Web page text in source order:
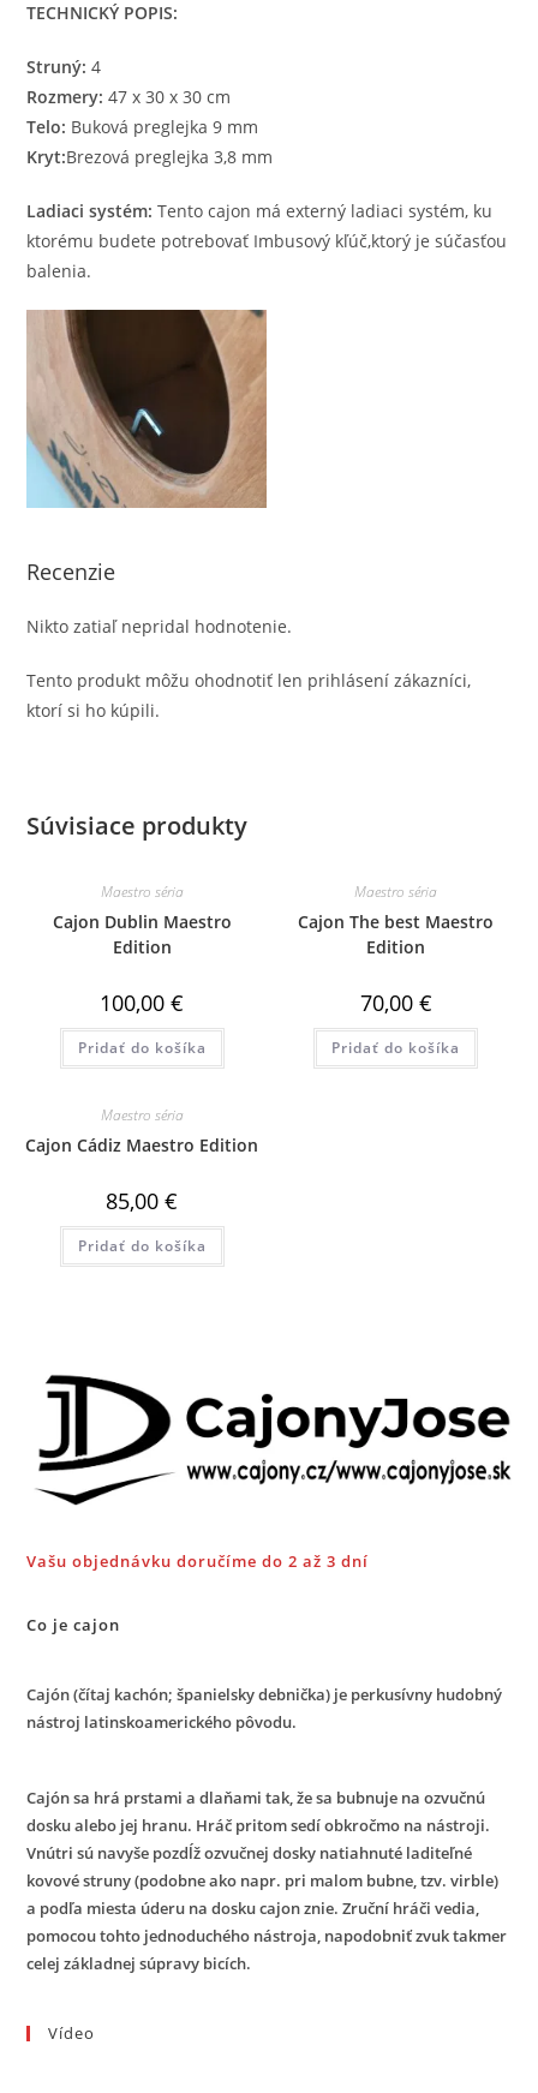
TECHNICKÝ POPIS:
Struný: 4
Rozmery: 47 x 30 x 30 cm
Telo: Buková preglejka 9 mm
Kryt:Brezová preglejka 3,8 mm
Ladiaci systém: Tento cajon má externý ladiaci systém, ku
ktorému budete potrebovať Imbusový kľúč,ktorý je súčasťou
balenia.
Recenzie
Nikto zatiaľ nepridal hodnotenie.
Tento produkt môžu ohodnotiť len prihlásení zákazníci,
ktorí si ho kúpili.
Súvisiace produkty
Maestro séria
Cajon Dublin Maestro
Edition
100,00€
Pridať do košíka
Maestro séria
Cajon The best Maestro
Edition
70,00 €
Pridať do košíka
Maestro séria
Cajon Cádiz Maestro Edition
85,00€
Pridať do košíka
Vašu objednávku doručíme do 2 až 3 dní
Co je cajon
Cajón (čítaj kachón; španielsky debnička) je perkusívny hudobný
nástroj latinskoamerického pôvodu.
Cajón sa hrá prstami a dlaňami tak, že sa bubnuje na ozvučnú
dosku alebo jej hranu. Hráč pritom sedí obkročmo na nástroji.
Vnútri sú navyše pozdĺž ozvučnej dosky natiahnuté laditeľné
kovové struny (podobne ako napr. pri malom bubne, tzv. virble)
a podľa miesta úderu na dosku cajon znie. Zruční hráči vedia,
pomocou tohto jednoduchého nástroja, napodobniť zvuk takmer
celej základnej súpravy bicích.
Vídeo